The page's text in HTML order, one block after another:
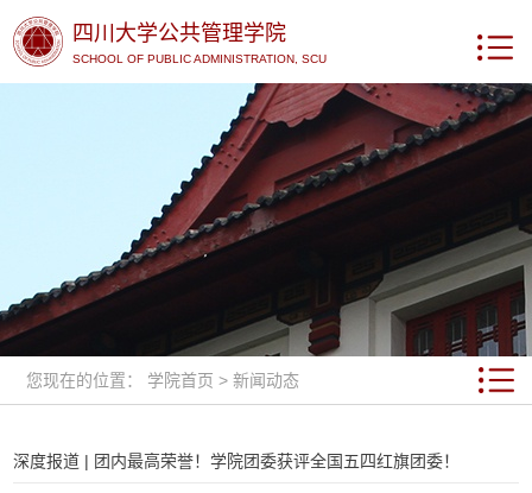
四川大学公共管理学院
SCHOOL OF PUBLIC ADMINISTRATION, SCU
您现在的位置： 学院首页 >新闻动态
深度报道 | 团内最高荣誉！学院团委获评全国五四红旗团委！